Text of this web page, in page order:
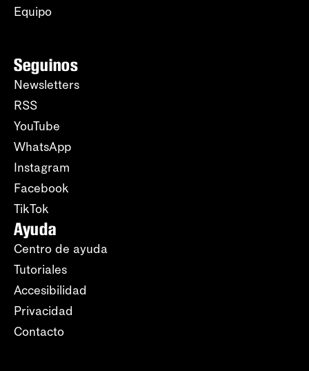
Equipo
Seguinos
Newsletters
RSS
YouTube
WhatsApp
Instagram
Facebook
TikTok
Ayuda
Centro de ayuda
Tutoriales
Accesibilidad
Privacidad
Contacto